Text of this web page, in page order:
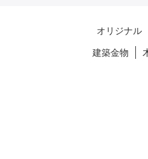
オリジナル
建築金物